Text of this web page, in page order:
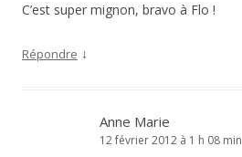
C’est super mignon, bravo à Flo !
Répondre ↓
Anne Marie
12 février 2012 à 1 h 08 min